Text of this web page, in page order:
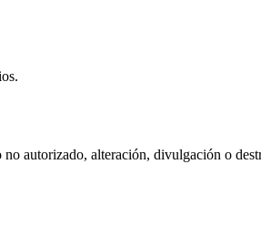
autorizado, alteración, divulgación o